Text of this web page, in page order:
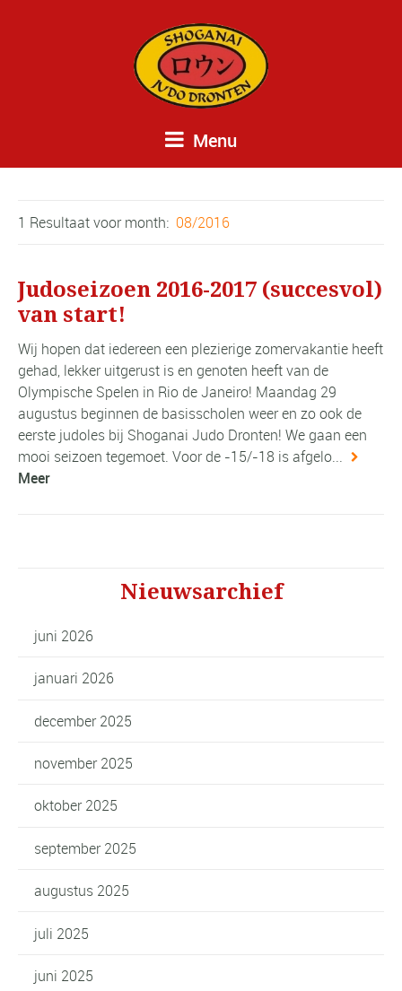
Menu
1 Resultaat voormonth: 08/2016
Judoseizoen 2016-2017 (succesvol)
van start!
Wij hopen dat iedereen een plezierige zomervakantie heeft
gehad, lekker uitgerust is en genoten heeft van de
Olympische Spelen in Rio de Janeiro! Maandag 29
augustus beginnen de basisscholen weer en zo ook de
eerste judoles bij Shoganai Judo Dronten! We gaan een
mooi seizoen tegemoet. Voor de -15/-18 is afgelo...
Meer
Nieuwsarchief
juni 2026
januari 2026
december 2025
november 2025
oktober 2025
september 2025
augustus 2025
juli 2025
juni 2025